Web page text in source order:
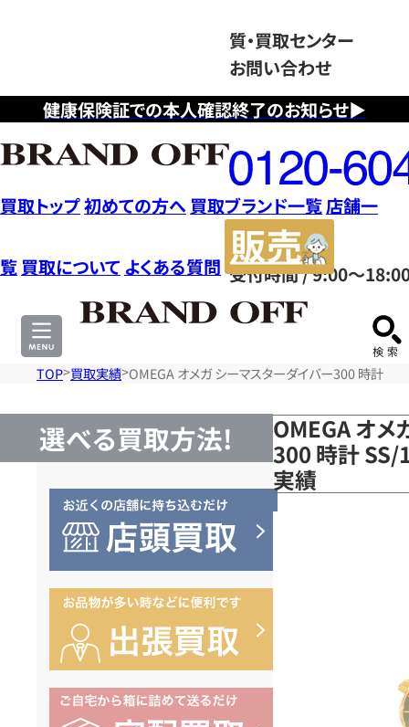
健康保険証での本人確認終了のお知らせ▶
質・買取センター
お問い合わせ
フ
リ
ー
ダ
イ
ヤ
ル
0120604117
受付時間 / 9:00～
買取トップ初めての方へ 買取ブランド一覧店舗一
覧 買取について よくある質問
サ
TOP 買取実績 OMEGA オメガ シーマスターダイバー300 時計
選べる買取方法!
OMEGA オメ
300 時計
実績